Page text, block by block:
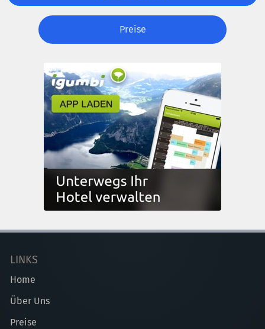
Preise
LINKS
Home
Über Uns
Preise